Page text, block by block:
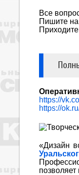
Все
Пишите на
https://
https://
«Дизайн